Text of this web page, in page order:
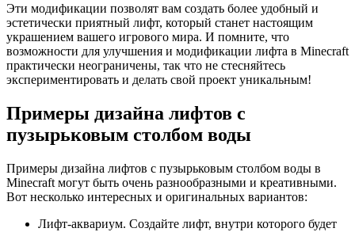
Эти модификации позволят вам создать более удобный и
эстетически приятный лифт, который станет настоящим
украшением вашего игрового мира. И помните, что
возможности для улучшения и модификации лифта в Minecraft
практически неограничены, так что не стесняйтесь
экспериментировать и делать свой проект уникальным!
Примеры дизайна лифтов с
пузырьковым столбом воды
Примеры дизайна лифтов с пузырьковым столбом воды в
Minecraft могут быть очень разнообразными и креативными.
Вот несколько интересных и оригинальных вариантов:
Лифт-аквариум. Создайте лифт, внутри которого будет